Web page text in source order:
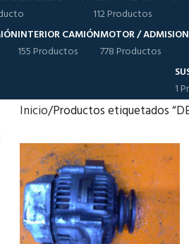
112 Productos
INTERIOR CAMIÓN
155 Productos
MOTOR /
778 Productos
1
Inicio Productos etiquetados